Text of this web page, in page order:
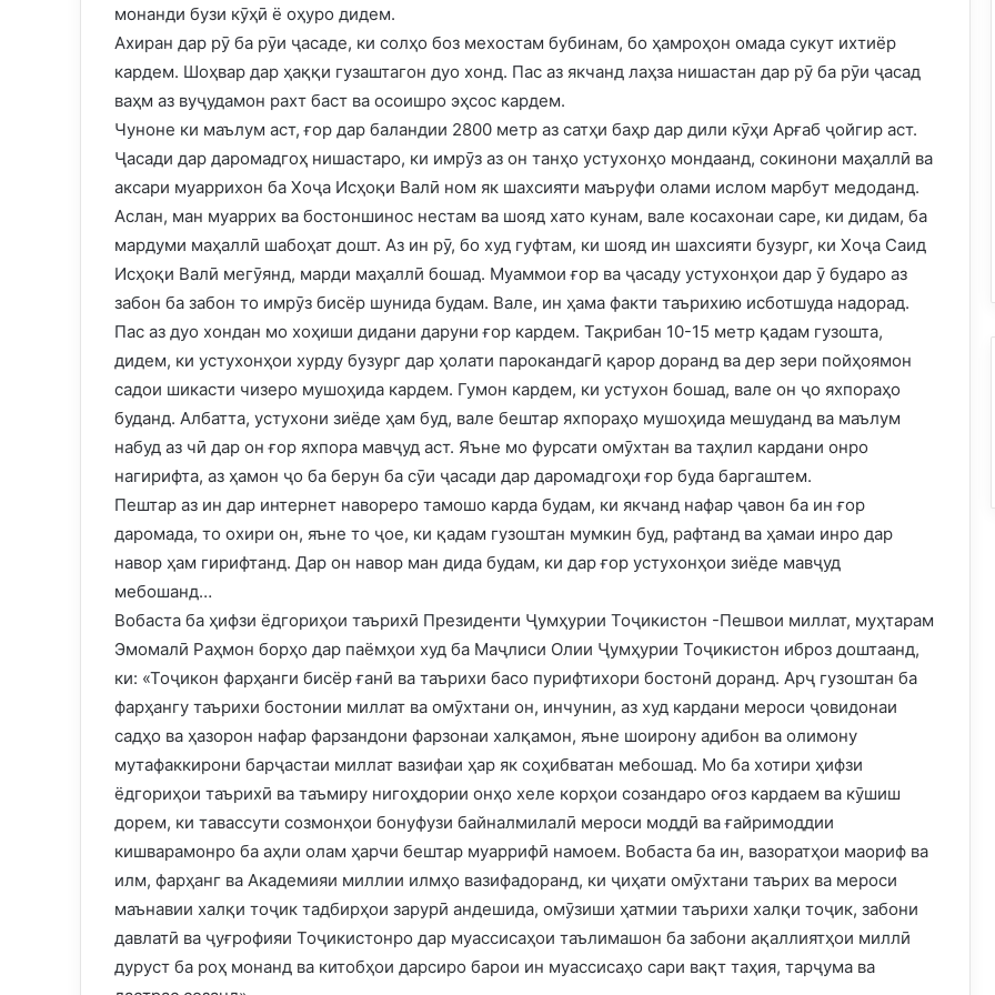
монанди бузи кӯҳӣ ё оҳуро дидем.
Ахиран дар рӯ ба рӯи ҷасаде, ки солҳо боз мехостам бубинам, бо ҳамроҳон омада сукут ихтиёр
кардем. Шоҳвар дар ҳаққи гузаштагон дуо хонд. Пас аз якчанд лаҳза нишастан дар рӯ ба рӯи ҷасад
ваҳм аз вуҷудамон рахт баст ва осоишро эҳсос кардем.
Чуноне ки маълум аст, ғор дар баландии 2800 метр аз сатҳи баҳр дар дили кӯҳи Арғаб ҷойгир аст.
Ҷасади дар даромадгоҳ нишастаро, ки имрӯз аз он танҳо устухонҳо мондаанд, сокинони маҳаллӣ ва
аксари муаррихон ба Хоҷа Исҳоқи Валӣ ном як шахсияти маъруфи олами ислом марбут медоданд.
Аслан, ман муаррих ва бостоншинос нестам ва шояд хато кунам, вале косахонаи саре, ки дидам, ба
мардуми маҳаллӣ шабоҳат дошт. Аз ин рӯ, бо худ гуфтам, ки шояд ин шахсияти бузург, ки Хоҷа Саид
Исҳоқи Валӣ мегӯянд, марди маҳаллӣ бошад. Муаммои ғор ва ҷасаду устухонҳои дар ӯ бударо аз
забон ба забон то имрӯз бисёр шунида будам. Вале, ин ҳама факти таърихию исботшуда надорад.
Пас аз дуо хондан мо хоҳиши дидани даруни ғор кардем. Тақрибан 10-15 метр қадам гузошта,
дидем, ки устухонҳои хурду бузург дар ҳолати парокандагӣ қарор доранд ва дер зери пойҳоямон
садои шикасти чизеро мушоҳида кардем. Гумон кардем, ки устухон бошад, вале он ҷо яхпораҳо
буданд. Албатта, устухони зиёде ҳам буд, вале бештар яхпораҳо мушоҳида мешуданд ва маълум
набуд аз чӣ дар он ғор яхпора мавҷуд аст. Яъне мо фурсати омӯхтан ва таҳлил кардани онро
нагирифта, аз ҳамон ҷо ба берун ба сӯи ҷасади дар даромадгоҳи ғор буда баргаштем.
Пештар аз ин дар интернет навореро тамошо карда будам, ки якчанд нафар ҷавон ба ин ғор
даромада, то охири он, яъне то ҷое, ки қадам гузоштан мумкин буд, рафтанд ва ҳамаи инро дар
навор ҳам гирифтанд. Дар он навор ман дида будам, ки дар ғор устухонҳои зиёде мавҷуд
мебошанд…
Вобаста ба ҳифзи ёдгориҳои таърихӣ Президенти Ҷумҳурии Тоҷикистон -Пешвои миллат, муҳтарам
Эмомалӣ Раҳмон борҳо дар паёмҳои худ ба Маҷлиси Олии Ҷумҳурии Тоҷикистон иброз доштаанд,
ки: «Тоҷикон фарҳанги бисёр ғанӣ ва таърихи басо пурифтихори бостонӣ доранд. Арҷ гузоштан ба
фарҳангу таърихи бостонии миллат ва омӯхтани он, инчунин, аз худ кардани мероси ҷовидонаи
садҳо ва ҳазорон нафар фарзандони фарзонаи халқамон, яъне шоирону адибон ва олимону
мутафаккирони барҷастаи миллат вазифаи ҳар як соҳибватан мебошад. Мо ба хотири ҳифзи
ёдгориҳои таърихӣ ва таъмиру нигоҳдории онҳо хеле корҳои созандаро оғоз кардаем ва кӯшиш
дорем, ки тавассути созмонҳои бонуфузи байналмилалӣ мероси моддӣ ва ғайримоддии
кишварамонро ба аҳли олам ҳарчи бештар муаррифӣ намоем. Вобаста ба ин, вазоратҳои маориф ва
илм, фарҳанг ва Академияи миллии илмҳо вазифадоранд, ки ҷиҳати омӯхтани таърих ва мероси
маънавии халқи тоҷик тадбирҳои зарурӣ андешида, омӯзиши ҳатмии таърихи халқи тоҷик, забони
давлатӣ ва ҷуғрофияи Тоҷикистонро дар муассисаҳои таълимашон ба забони ақаллиятҳои миллӣ
дуруст ба роҳ монанд ва китобҳои дарсиро барои ин муассисаҳо сари вақт таҳия, тарҷума ва